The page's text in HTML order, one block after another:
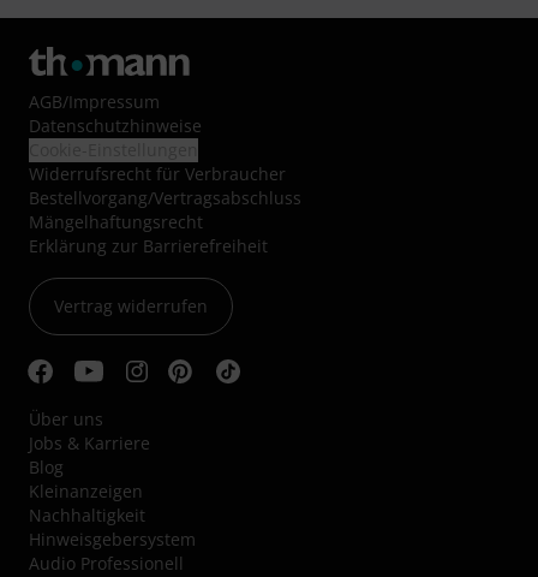
AGB/Impressum
Datenschutzhinweise
Widerrufsrecht für Verbraucher
Bestellvorgang/Vertragsabschluss
Mängelhaftungsrecht
Erklärung zur Barrierefreiheit
Vertrag widerrufen
Über uns
Jobs & Karriere
Blog
Kleinanzeigen
Nachhaltigkeit
Hinweisgebersystem
Audio Professionell